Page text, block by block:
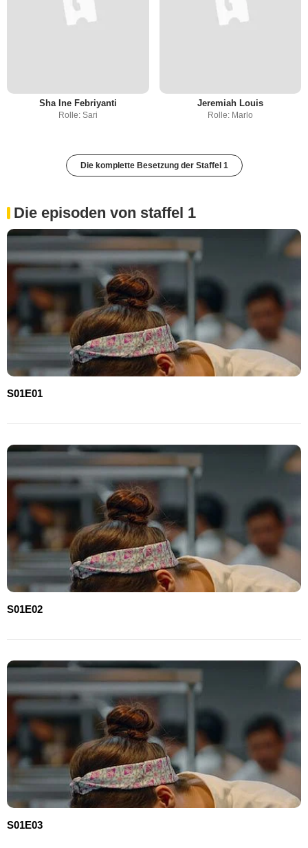
Sha Ine Febriyanti
Rolle: Sari
Jeremiah Louis
Rolle: Marlo
Die komplette Besetzung der Staffel 1
Die episoden von staffel 1
S01E01
S01E02
S01E03